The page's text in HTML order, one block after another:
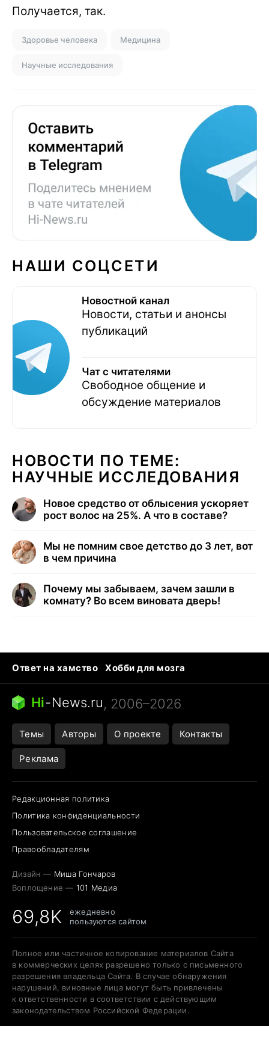
Получается, так.
Здоровье человека Медицина
Научные исследования
НАШИ СОЦСЕТИ
Новостной канал
Новости, статьи и анонсы
публикаций
Чат с читателями
Свободное общение и
обсуждение материалов
НОВОСТИ ПО ТЕМЕ:
НАУЧНЫЕ ИССЛЕДОВАНИЯ
Новое средство от облысения ускоряет
рост волос на 25%. А что в составе?
Мы не помним свое детство до 3 лет, вот
в чем причина
Почему мы забываем, зачем зашли в
комнату? Во всем виновата дверь!
Ответ на хамство
Хобби для мозга
Бензин 100 и 95
Тунцы в океанариуме
Следующая пандемия
Hi-News.ru, 2006–2026
Темы Авторы О проекте Контакты
Реклама
Редакционная политика
Политика конфиденциальности
Пользовательское соглашение
Правообладателям
Дизайн — Миша Гончаров
Воплощение — 101 Медиа
69,8K
ежедневно
пользуются сайтом
Полное или частичное копирование материалов Сайта
в коммерческих целях разрешено только с письменного
разрешения владельца Сайта. В случае обнаружения
нарушений, виновные лица могут быть привлечены
к ответственности в соответствии с действующим
законодательством Российской Федерации.